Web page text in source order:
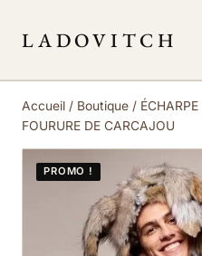
LADOVITCH
Accueil / Boutique /
FOURURE DE CARCAJOU
PROMO !